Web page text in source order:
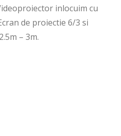
inlocuim cu
de proiectie 6/3 si
– 3m.